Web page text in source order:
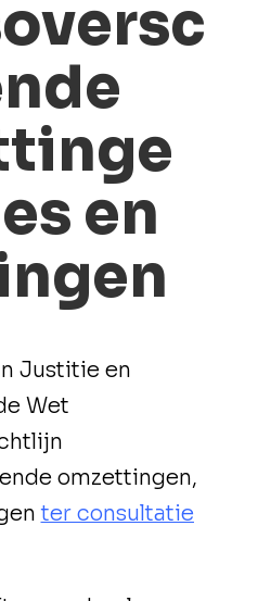
en
Justitie en
Wet
omzettingen,
ter consultatie